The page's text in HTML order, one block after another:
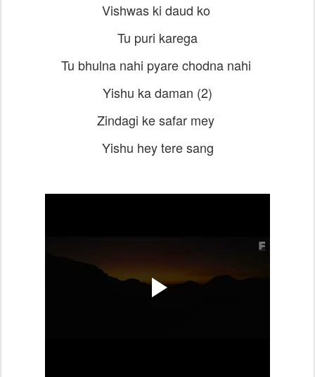
Vishwas ki daud ko
Tu puri karega
Tu bhulna nahi pyare chodna nahi
Yishu ka daman (2)
Zindagi ke safar mey
Yishu hey tere sang